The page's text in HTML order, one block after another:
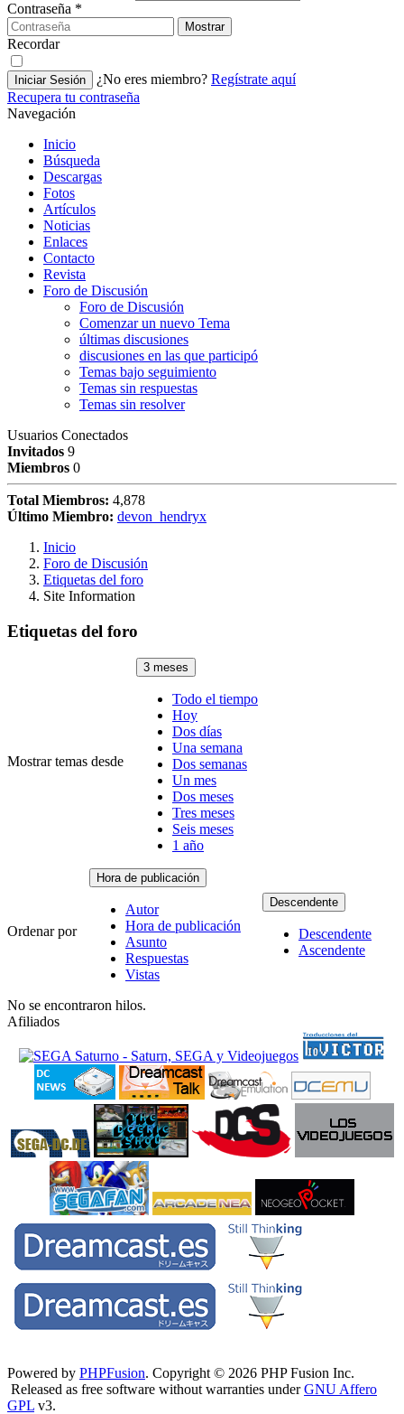
Contraseña *
Mostrar
Recordar
Iniciar Sesión ¿No eres miembro? Regístrate aquí
Recupera tu contraseña
Navegación
Inicio
Búsqueda
Descargas
Fotos
Artículos
Noticias
Enlaces
Contacto
Revista
Foro de Discusión
Foro de Discusión
Comenzar un nuevo Tema
últimas discusiones
discusiones en las que participó
Temas bajo seguimiento
Temas sin respuestas
Temas sin resolver
Usuarios Conectados
Invitados 9
Miembros 0
Total Miembros: 4,878
Último Miembro: devon_hendryx
Inicio
Foro de Discusión
Etiquetas del foro
Site Information
Etiquetas del foro
Mostrar temas desde
3 meses
Todo el tiempo
Hoy
Dos días
Una semana
Dos semanas
Un mes
Dos meses
Tres meses
Seis meses
1 año
Ordenar por
Hora de publicación
Autor
Hora de publicación
Asunto
Respuestas
Vistas
Descendente
Descendente
Ascendente
No se encontraron hilos.
Afiliados
Powered by PHPFusion. Copyright © 2026 PHP Fusion Inc.
Released as free software without warranties underGNU Affero
GPL v3.